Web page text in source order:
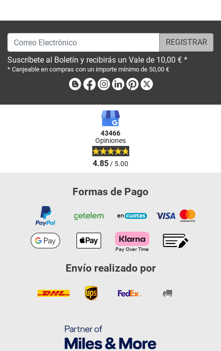
Correo Electrónico
Suscríbete al Boletín y recibirás un Vale de 10,00 € *
* Canjeable en compras con un importe mínimo de 50,00 €
BlogFacebook
Instagram
LinkedinPinterest
43466
Opiniones
4.85/ 5.00
Formas de Pago
Envío realizado por